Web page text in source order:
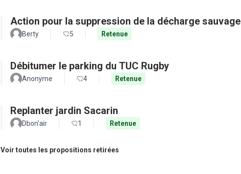
Action pour la suppression de la décharge
Berty 5 Retenue
Débitumer le parking du TUC Rugby
Anonyme 4 Retenue
Replanter jardin Sacarin
Dbon'air 1 Retenue
Voir toutes les propositions retirées